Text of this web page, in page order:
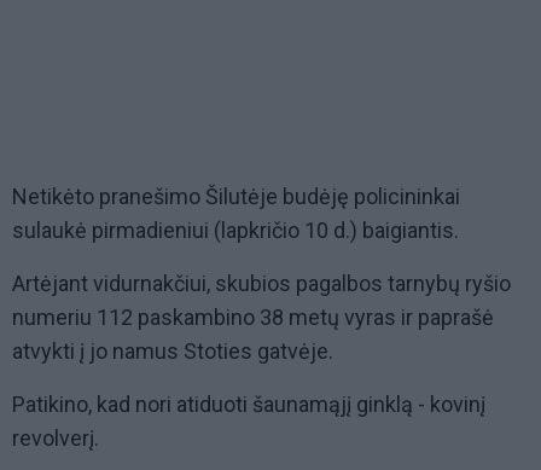
Netikėto pranešimo Šilutėje budėję policininkai
sulaukė pirmadieniui (lapkričio 10 d.) baigiantis.
Artėjant vidurnakčiui, skubios pagalbos tarnybų ryšio
numeriu 112 paskambino 38 metų vyras ir paprašė
atvykti į jo namus Stoties gatvėje.
Patikino, kad nori atiduoti šaunamąjį ginklą - kovinį
revolverį.